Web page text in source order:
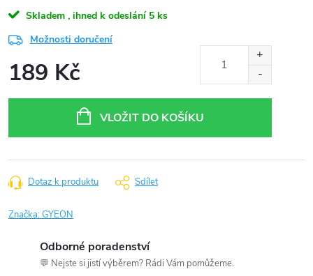
Skladem , ihned k odeslání 5 ks
Možnosti doručení
189 Kč
VLOŽIT DO KOŠÍKU
Dotaz k produktu Sdílet
Značka:GYEON
Odborné poradenství
💬 Nejste si jistí výběrem? Rádi Vám pomůžeme.